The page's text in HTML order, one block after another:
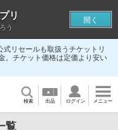
リセールも取扱うチケットリ
。チケット価格は定価より安い
検索 出品 ログイン メニュー
覧
リ
う
開く